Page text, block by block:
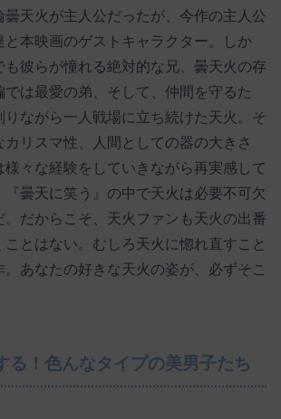
曇天火が主人公だったが、今作の主人公
と本映画のゲストキャラクター。しか
も彼らが憧れる絶対的な兄、曇天火の存
では最愛の弟、そして、仲間を守るた
りながら一人戦場に立ち続けた天火。そ
カリスマ性、人間としての器の大きさ
様々な経験をしていきながら再実感して
『曇天に笑う』の中で天火は必要不可欠
。だからこそ、天火ファンも天火の出番
とはない。むしろ天火に惚れ直すこと
。あなたの好きな天火の姿が、必ずそこ
る！色んなタイプの美男子たち